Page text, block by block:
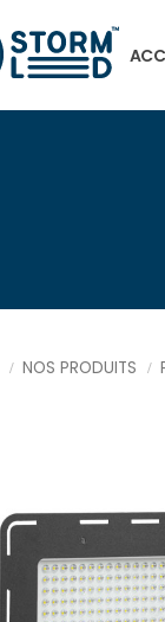
NOS PRODUITS